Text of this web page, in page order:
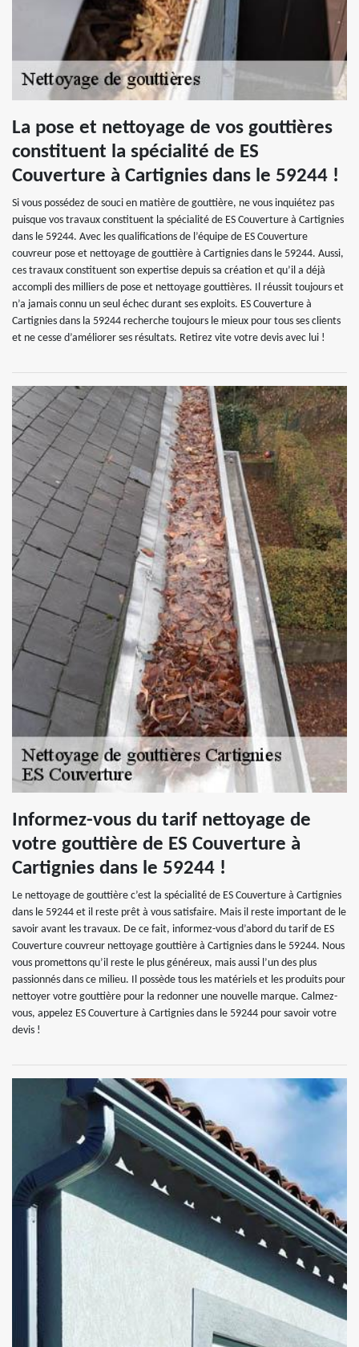
La pose et nettoyage de vos gouttières
constituent la spécialité de ES
Couverture à Cartignies dans le 59244 !
Si vous possédez de souci en matière de gouttière, ne vous inquiétez pas
puisque vos travaux constituent la spécialité de ES Couverture à Cartignies
dans le 59244. Avec les qualifications de l’équipe de ES Couverture
couvreur pose et nettoyage de gouttière à Cartignies dans le 59244. Aussi,
ces travaux constituent son expertise depuis sa création et qu’il a déjà
accompli des milliers de pose et nettoyage gouttières. Il réussit toujours et
n’a jamais connu un seul échec durant ses exploits. ES Couverture à
Cartignies dans la 59244 recherche toujours le mieux pour tous ses clients
et ne cesse d’améliorer ses résultats. Retirez vite votre devis avec lui !
Informez-vous du tarif nettoyage de
votre gouttière de ES Couverture à
Cartignies dans le 59244 !
Le nettoyage de gouttière c’est la spécialité de ES Couverture à Cartignies
dans le 59244 et il reste prêt à vous satisfaire. Mais il reste important de le
savoir avant les travaux. De ce fait, informez-vous d’abord du tarif de ES
Couverture couvreur nettoyage gouttière à Cartignies dans le 59244. Nous
vous promettons qu’il reste le plus généreux, mais aussi l’un des plus
passionnés dans ce milieu. Il possède tous les matériels et les produits pour
nettoyer votre gouttière pour la redonner une nouvelle marque. Calmez-
vous, appelez ES Couverture à Cartignies dans le 59244 pour savoir votre
devis !